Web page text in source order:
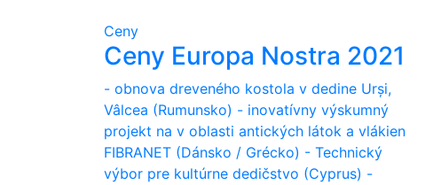
Ceny
Ceny Europa Nostra 2021
- obnova dreveného kostola v dedine Urși,
Vâlcea (Rumunsko) - inovatívny výskumný
projekt na v oblasti antických látok a vlákien
FIBRANET (Dánsko / Grécko) - Technický
výbor pre kultúrne dedičstvo (Cyprus) -